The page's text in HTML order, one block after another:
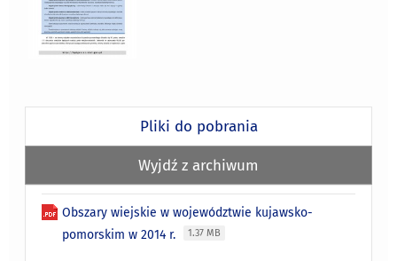
Pliki do pobrania
Wyjdź z archiwum
Obszary wiejskie w województwie kujawsko-
pomorskim w 2014 r.
1.37 MB